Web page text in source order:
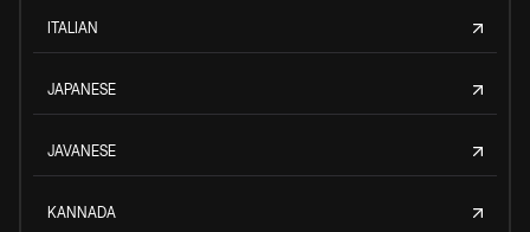
ITALIAN
JAPANESE
JAVANESE
KANNADA